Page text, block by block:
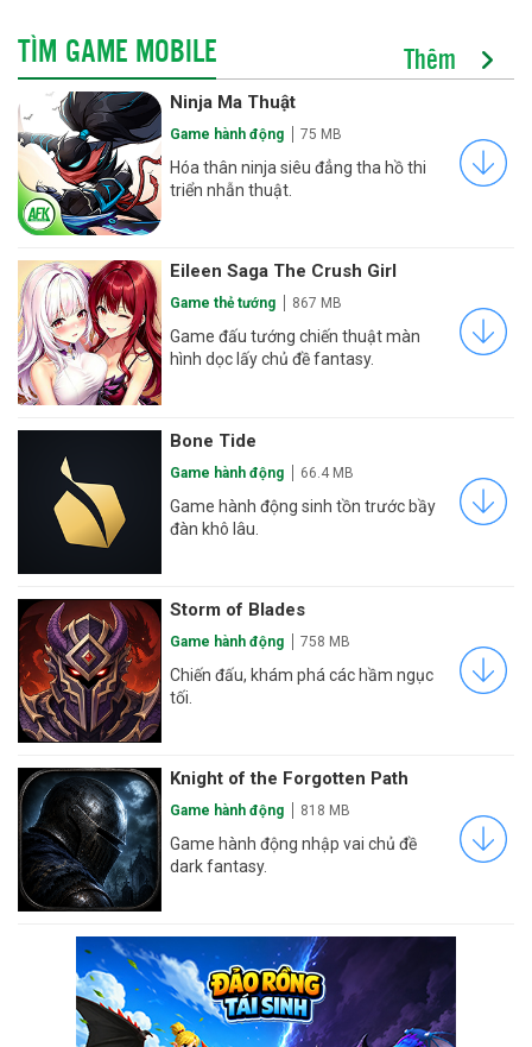
TÌM GAME MOBILE Thêm
Ninja Ma Thuật
Game hành động 75 MB
Hóa thân ninja siêu đẳng tha hồ thi
triển nhẫn thuật.
Eileen Saga The Crush Girl
Game thẻ tướng 867 MB
Game đấu tướng chiến thuật màn
hình dọc lấy chủ đề fantasy.
Bone Tide
Game hành động 66.4 MB
Game hành động sinh tồn trước bầy
đàn khô lâu.
Storm of Blades
Game hành động 758 MB
Chiến đấu, khám phá các hầm ngục
tối.
Knight of the Forgotten Path
Game hành động 818 MB
Game hành động nhập vai chủ đề
dark fantasy.